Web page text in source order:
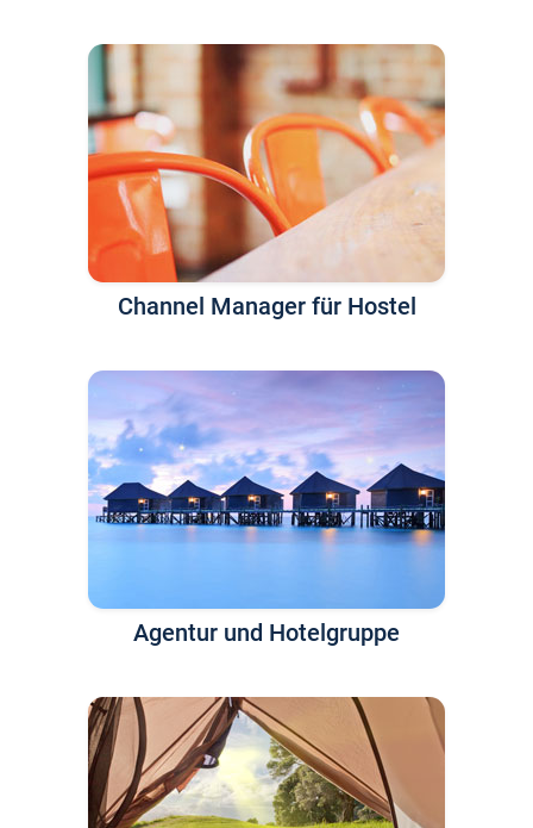
Channel Manager für Hostel
Agentur und Hotelgruppe